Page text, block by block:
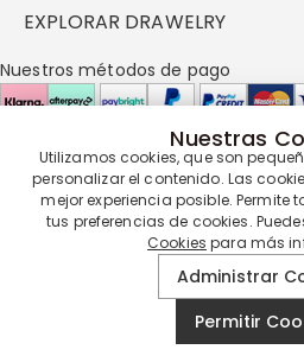
política de privacidad
Preguntas frecuentes
Envío y entrega
Devolución en 60 días
Cómo cuidar
EXPLORAR DRAWELRY
Drawelry Prime
Programa de Recompensas
Nuestros métodos de pago
Nuestros socios de entrega
Nuestra garantía de servicio
Drawelry
Nuestras
Utilizamos cookies, que son
personalizar el contenido. Las
mejor experiencia posible. Permite
tus preferencias de cookies.
Cookies para más
Administrar
Permitir